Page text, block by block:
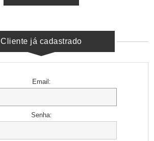
Cliente já cadastrado
Email:
Senha: